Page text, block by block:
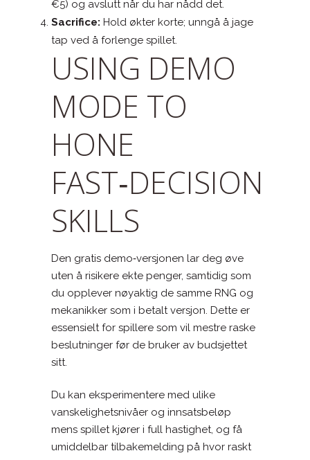
€5) og avslutt når du har nådd det.
Sacrifice: Hold økter korte; unngå å jage
tap ved å forlenge spillet.
USING DEMO
MODE TO
HONE
FAST‑DECISION
SKILLS
Den gratis demo‑versjonen lar deg øve
uten å risikere ekte penger, samtidig som
du opplever nøyaktig de samme RNG og
mekanikker som i betalt versjon. Dette er
essensielt for spillere som vil mestre raske
beslutninger før de bruker av budsjettet
sitt.
Du kan eksperimentere med ulike
vanskelighetsnivåer og innsatsbeløp
mens spillet kjører i full hastighet, og få
umiddelbar tilbakemelding på hvor raskt